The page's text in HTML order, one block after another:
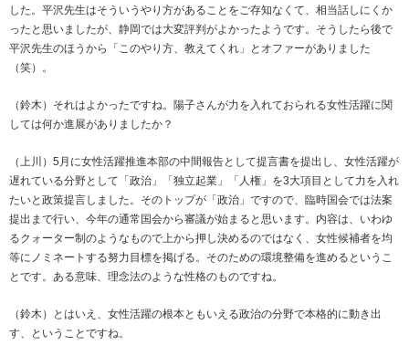
した。平沢先生はそういうやり方があることをご存知なくて、相当話しにくか
ったと思いましたが、静岡では大変評判がよかったようです。そうしたら後で
平沢先生のほうから「このやり方、教えてくれ」とオファーがありました
（笑）。
（鈴木）それはよかったですね。陽子さんが力を入れておられる女性活躍に関
しては何か進展がありましたか？
（上川）5月に女性活躍推進本部の中間報告として提言書を提出し、女性活躍が
遅れている分野として「政治」「独立起業」「人権」を3大項目として力を入れ
たいと政策提言しました。そのトップが「政治」ですので、臨時国会では法案
提出まで行い、今年の通常国会から審議が始まると思います。内容は、いわゆ
るクォーター制のようなもので上から押し決めるのではなく、女性候補者を均
等にノミネートする努力目標を掲げる。そのための環境整備を進めるというこ
とです。ある意味、理念法のような性格のものですね。
（鈴木）とはいえ、女性活躍の根本ともいえる政治の分野で本格的に動き出
す、ということですね。